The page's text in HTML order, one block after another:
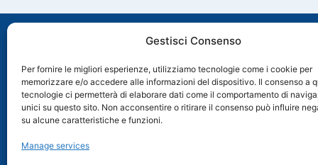
Gestisci Consenso
Per fornire le migliori esperienze, utilizziamo tecnologie come i cookie per
memorizzare e/o accedere alle informazioni del dispositivo. Il consenso a
tecnologie ci permetterà di elaborare dati come il comportamento di
unici su questo sito. Non acconsentire o ritirare il consenso può influire
su alcune caratteristiche e funzioni.
Manage services
Via Molveno, 8 35035 Mestrino (PD), Italia
+39 049 89 74 006
+39 049 89 78 649
acquabrevetti95@pec.it